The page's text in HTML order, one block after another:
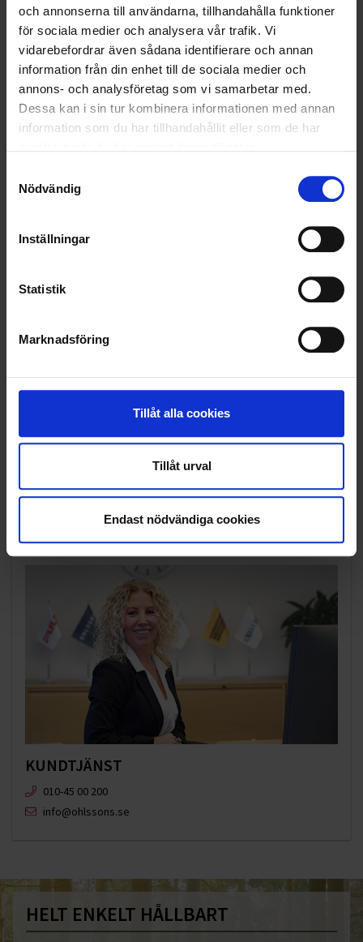
och annonserna till användarna, tillhandahålla funktioner
för sociala medier och analysera vår trafik. Vi
vidarebefordrar även sådana identifierare och annan
information från din enhet till de sociala medier och
annons- och analysföretag som vi samarbetar med.
Dessa kan i sin tur kombinera informationen med annan
information som du har tillhandahållit eller som de har
Nödvändig
Inställningar
Statistik
Marknadsföring
Tillåt alla cookies
Tillåt urval
Endast nödvändiga cookies
Nyheter
ALLA
HÅLLBARHET
OHLSSONS REGION MITT
OHLSSONSKOLLEGOR
VELLINGE
KUNDTJÄNST
010-45 00 200​
info@ohlssons.se
HELT ENKELT HÅLLBART